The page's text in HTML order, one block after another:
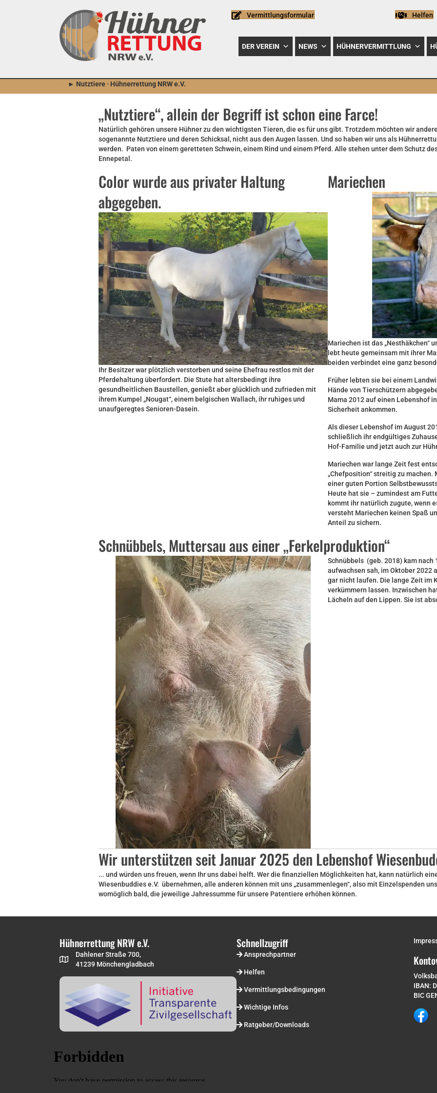
Vermittlungsformular Helfen
DER VEREIN NEWS HÜHNERVERMITTLUNG
► Nutztiere · Hühnerrettung NRW e.V.
„Nutztiere“, allein der Begriff ist schon eine Farce!
Natürlich gehören unsere Hühner zu den wichtigsten Tieren, die es für uns gibt. Trotzdem möchten wir
sogenannte Nutztiere und deren Schicksal, nicht aus den Augen lassen. Und so haben wir uns als
werden. Paten von einem geretteten Schwein, einem Rind und einem Pferd. Alle stehen unter dem Schutz
Ennepetal.
Color wurde aus privater Haltung
abgegeben.
Ihr Besitzer war plötzlich verstorben und seine Ehefrau restlos mit der
Pferdehaltung überfordert. Die Stute hat altersbedingt ihre
gesundheitlichen Baustellen, genießt aber glücklich und zufrieden mit
ihrem Kumpel „Nougat“, einem belgischen Wallach, ihr ruhiges und
unaufgeregtes Senioren-Dasein.
Mariechen
Mariechen ist das „Nesthäkchen“
lebt heute gemeinsam mit ihrer
beiden verbindet eine ganz
Früher lebten sie bei einem
Hände von Tierschützern
Mama 2012 auf einen Lebenshof
Sicherheit ankommen.
Als dieser Lebenshof im August
schließlich ihr endgültiges
Hof-Familie und jetzt auch zur
Mariechen war lange Zeit fest
„Chefposition“ streitig zu
einer guten Portion
Heute hat sie – zumindest am
kommt ihr natürlich zugute, wenn
versteht Mariechen keinen Spaß
Anteil zu sichern.
Schnübbels, Muttersau aus einer „Ferkelproduktion“
Schnübbels (geb. 2018) kam nach
aufwachsen sah, im Oktober 2022
gar nicht laufen. Die lange Zeit im
verkümmern lassen. Inzwischen
Lächeln auf den Lippen. Sie ist
Wir unterstützen seit Januar 2025 den Lebenshof
... und würden uns freuen, wenn Ihr uns dabei helft. Wer die finanziellen Möglichkeiten hat, kann natürlich
Wiesenbuddies e.V. übernehmen, alle anderen können mit uns „zusammenlegen“, also mit Einzelspenden
womöglich bald, die jeweilige Jahressumme für unsere Patentiere erhöhen können.
Hühnerrettung NRW e.V.
Dahlener Straße 700,
41239 Mönchengladbach
Schnellzugriff
Ansprechpartner
Helfen
Vermittlungsbedingungen
Wichtige Infos
Ratgeber/Downloads
IBAN:
BIC